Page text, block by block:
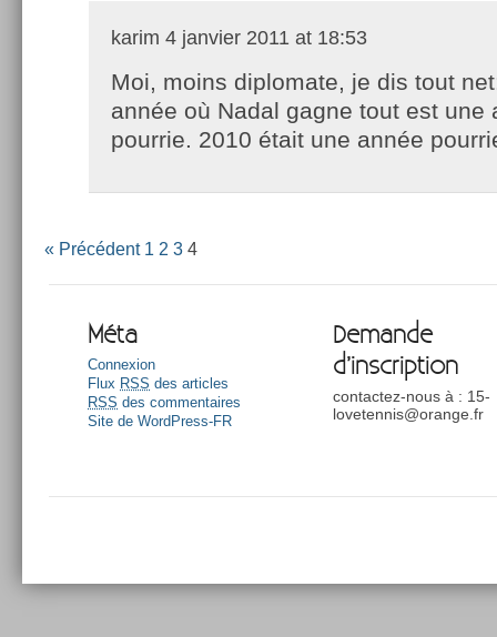
karim 4 janvier 2011 at 18:53
Moi, moins diplomate, je dis tout
année où Nadal gagne tout est une
pourrie. 2010 était une année
« Précédent 1 2 3 4
Méta
Connexion
Flux RSS des articles
RSS des commentaires
Site de WordPress-FR
Demande
d’inscription
contactez-nous à : 15-
lovetennis@orange.fr